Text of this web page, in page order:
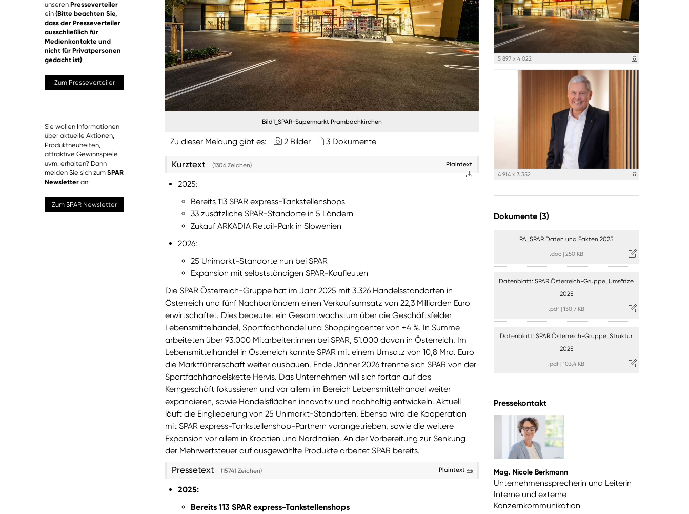
unseren Presseverteiler
ein (Bitte beachten Sie,
dass der Presseverteiler
ausschließlich für
Medienkontakte und
nicht für Privatpersonen
gedacht ist):
Zum Presseverteiler
Sie wollen Informationen
über aktuelle Aktionen,
Produktneuheiten,
attraktive Gewinnspiele
uvm. erhalten? Dann
melden Sie sich zum SPAR
Newsletter an:
Zum SPAR Newsletter
Bild1_SPAR-Supermarkt Prambachkirchen
Zu dieser Meldung gibt es: 2 Bilder 3 Dokumente
Kurztext (1306 Zeichen) Plaintext
2025:
Bereits 113 SPAR express-Tankstellenshops
33 zusätzliche SPAR-Standorte in 5 Ländern
Zukauf ARKADIA Retail-Park in Slowenien
2026:
25 Unimarkt-Standorte nun bei SPAR
Expansion mit selbstständigen SPAR-Kaufleuten
Die SPAR Österreich-Gruppe hat im Jahr 2025 mit 3.326 Handelsstandorten in
Österreich und fünf Nachbarländern einen Verkaufsumsatz von 22,3 Milliarden Euro
erwirtschaftet. Dies bedeutet ein Gesamtwachstum über die Geschäftsfelder
Lebensmittelhandel, Sportfachhandel und Shoppingcenter von +4 %. In Summe
arbeiteten über 93.000 Mitarbeiter:innen bei SPAR, 51.000 davon in Österreich. Im
Lebensmittelhandel in Österreich konnte SPAR mit einem Umsatz von 10,8 Mrd. Euro
die Marktführerschaft weiter ausbauen. Ende Jänner 2026 trennte sich SPAR von der
Sportfachhandelskette Hervis. Das Unternehmen will sich fortan auf das
Kerngeschäft fokussieren und vor allem im Bereich Lebensmittelhandel weiter
expandieren, sowie Handelsflächen innovativ und nachhaltig entwickeln. Aktuell
läuft die Eingliederung von 25 Unimarkt-Standorten. Ebenso wird die Kooperation
mit SPAR express-Tankstellenshop-Partnern vorangetrieben, sowie die weitere
Expansion vor allem in Kroatien und Norditalien. An der Vorbereitung zur Senkung
der Mehrwertsteuer auf ausgewählte Produkte arbeitet SPAR bereits.
Pressetext (15741 Zeichen) Plaintext
2025:
Bereits 113 SPAR express-Tankstellenshops
5 897 x 4 022
4 914 x 3 352
Dokumente (3)
PA_SPAR Daten und Fakten 2025
.doc| 250 KB
Datenblatt: SPAR Österreich-Gruppe_Umsätze
2025
.pdf| 130,7 KB
Datenblatt: SPAR Österreich-Gruppe_Struktur
2025
.pdf |103,4 KB
Pressekontakt
Mag. Nicole Berkmann
Unternehmenssprecherin und Leiterin
Interne und externe
Konzernkommunikation